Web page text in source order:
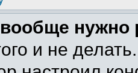
нужно
и не